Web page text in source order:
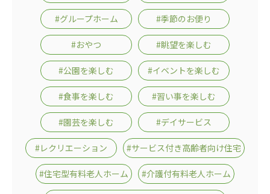
#グループホーム #季節のお便り
#おやつ #眺望を楽しむ
#公園を楽しむ #イベントを楽しむ
#食事を楽しむ #習い事を楽しむ
#園芸を楽しむ #デイサービス
#レクリエーション #サービス付き高齢者向け住宅
#住宅型有料老人ホーム #介護付有料老人ホーム